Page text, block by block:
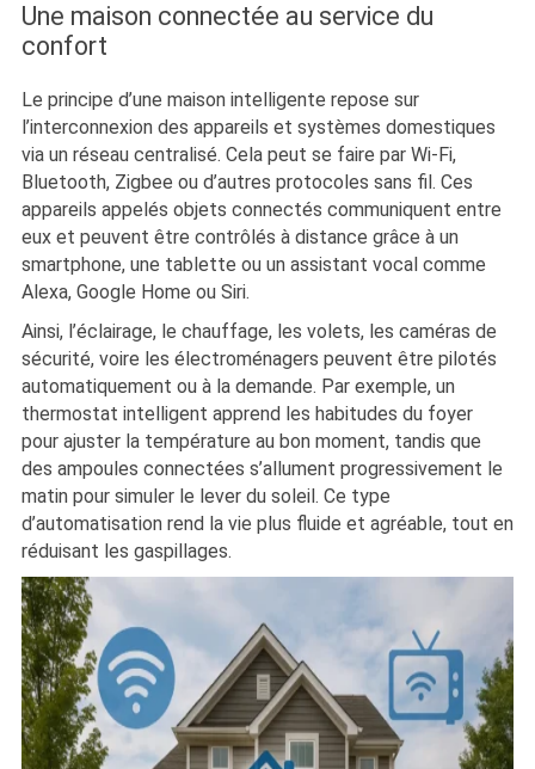
Une maison connectée au service du
confort
Le principe d’une maison intelligente repose sur
l’interconnexion des appareils et systèmes domestiques
via un réseau centralisé. Cela peut se faire par Wi-Fi,
Bluetooth, Zigbee ou d’autres protocoles sans fil. Ces
appareils appelés objets connectés communiquent entre
eux et peuvent être contrôlés à distance grâce à un
smartphone, une tablette ou un assistant vocal comme
Alexa, Google Home ou Siri.
Ainsi, l’éclairage, le chauffage, les volets, les caméras de
sécurité, voire les électroménagers peuvent être pilotés
automatiquement ou à la demande. Par exemple, un
thermostat intelligent apprend les habitudes du foyer
pour ajuster la température au bon moment, tandis que
des ampoules connectées s’allument progressivement le
matin pour simuler le lever du soleil. Ce type
d’automatisation rend la vie plus fluide et agréable, tout en
réduisant les gaspillages.